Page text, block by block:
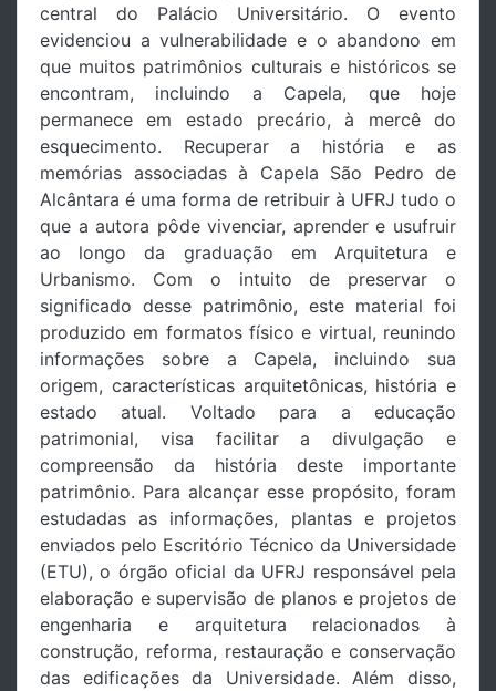
central do Palácio Universitário. O evento
evidenciou a vulnerabilidade e o abandono em
que muitos patrimônios culturais e históricos se
encontram, incluindo a Capela, que hoje
permanece em estado precário, à mercê do
esquecimento. Recuperar a história e as
memórias associadas à Capela São Pedro de
Alcântara é uma forma de retribuir à UFRJ tudo o
que a autora pôde vivenciar, aprender e usufruir
ao longo da graduação em Arquitetura e
Urbanismo. Com o intuito de preservar o
significado desse patrimônio, este material foi
produzido em formatos físico e virtual, reunindo
informações sobre a Capela, incluindo sua
origem, características arquitetônicas, história e
estado atual. Voltado para a educação
patrimonial, visa facilitar a divulgação e
compreensão da história deste importante
patrimônio. Para alcançar esse propósito, foram
estudadas as informações, plantas e projetos
enviados pelo Escritório Técnico da Universidade
(ETU), o órgão oficial da UFRJ responsável pela
elaboração e supervisão de planos e projetos de
engenharia e arquitetura relacionados à
construção, reforma, restauração e conservação
das edificações da Universidade. Além disso,